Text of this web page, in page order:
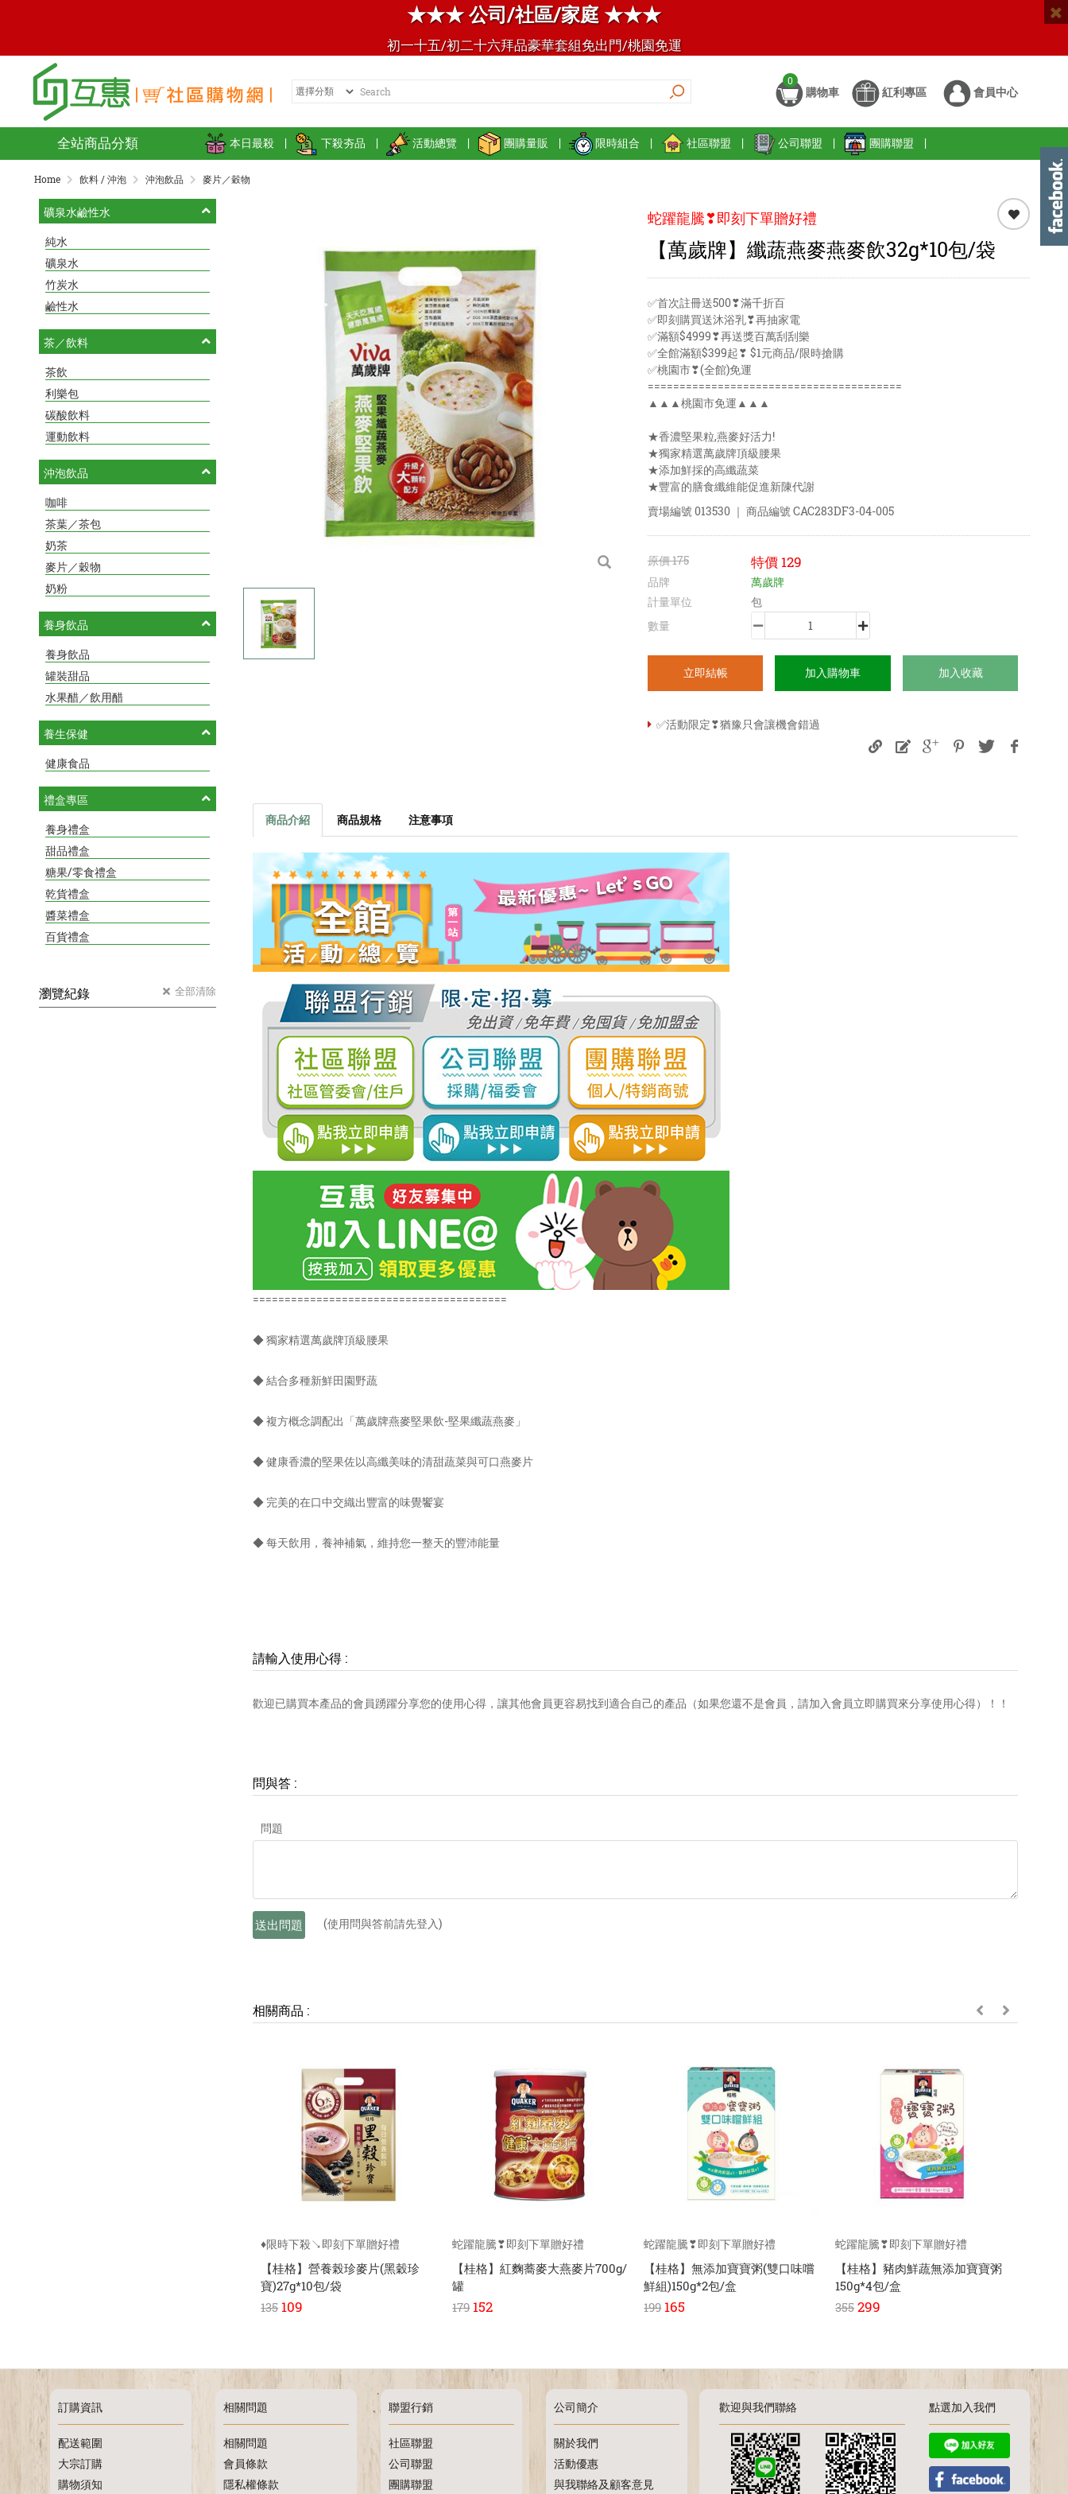
★★★ 公司/社區/家庭 ★★★
初一十五/初二十六拜品豪華套組免出門/桃園免運
0
購物車 紅利專區 會員中心
全站商品分類 本日最殺 | 下殺夯品 | 活動總覽 | 團購量販 | 限時組合 | 社區聯盟 | 公司聯盟 | 團購聯盟 |
Home 飲料 / 沖泡 沖泡飲品 麥片／穀物
蛇躍龍騰❣即刻下單贈好禮
【萬歲牌】纖蔬燕麥燕麥飲32g*10包/袋
✅首次註冊送500❣滿千折百
✅即刻購買送沐浴乳❣再抽家電
✅滿額$4999❣再送獎百萬刮刮樂
✅全館滿額$399起❣ $1元商品/限時搶購
✅桃園市❣(全館)免運
========================================
▲▲▲桃園市免運▲▲▲
★香濃堅果粒,燕麥好活力!
★獨家精選萬歲牌頂級腰果
★添加鮮採的高纖蔬菜
★豐富的膳食纖維能促進新陳代謝
賣場編號013530｜ 商品編號CAC283DF3-04-005
原價175 特價 129
品牌
萬歲牌
計量單位
包
數量
立即結帳 加入購物車 加入收藏
✅活動限定❣猶豫只會讓機會錯過
商品介紹 商品規格 注意事項
========================================
◆ 獨家精選萬歲牌頂級腰果
◆ 結合多種新鮮田園野蔬
◆ 複方概念調配出「萬歲牌燕麥堅果飲-堅果纖蔬燕麥」
◆ 健康香濃的堅果佐以高纖美味的清甜蔬菜與可口燕麥片
◆ 完美的在口中交織出豐富的味覺饗宴
◆ 每天飲用，養神補氣，維持您一整天的豐沛能量
請輸入使用心得 :
歡迎已購買本產品的會員踴躍分享您的使用心得，讓其他會員更容易找到適合自己的產品（如果您還不是會員，請加入會員立即購買來分享使用心得）！！
問與答 :
問題
送出問題 (使用問與答前請先登入)
相關商品 :
♦限時下殺↘即刻下單贈好禮
【桂格】營養榖珍麥片(黑穀珍
寶)27g*10包/袋
135 109
蛇躍龍騰❣即刻下單贈好禮
【桂格】紅麴蕎麥大燕麥片700g/
罐
179 152
蛇躍龍騰❣即刻下單贈好禮
【桂格】無添加寶寶粥(雙口味嚐
鮮組)150g*2包/盒
199 165
蛇躍龍騰❣即刻下單贈好禮
【桂格】豬肉鮮蔬無添加寶寶粥
150g*4包/盒
355 299
礦泉水鹼性水
純水
礦泉水
竹炭水
鹼性水
茶／飲料
茶飲
利樂包
碳酸飲料
運動飲料
沖泡飲品
咖啡
茶葉／茶包
奶茶
麥片／穀物
奶粉
養身飲品
養身飲品
罐裝甜品
水果醋／飲用醋
養生保健
健康食品
禮盒專區
養身禮盒
甜品禮盒
糖果/零食禮盒
乾貨禮盒
醬菜禮盒
百貨禮盒
瀏覽紀錄 全部清除
訂購資訊
配送範圍
大宗訂購
購物須知
相關問題
相關問題
會員條款
隱私權條款
聯盟行銷
社區聯盟
公司聯盟
團購聯盟
公司簡介
關於我們
活動優惠
與我聯絡及顧客意見
歡迎與我們聯絡 點選加入我們